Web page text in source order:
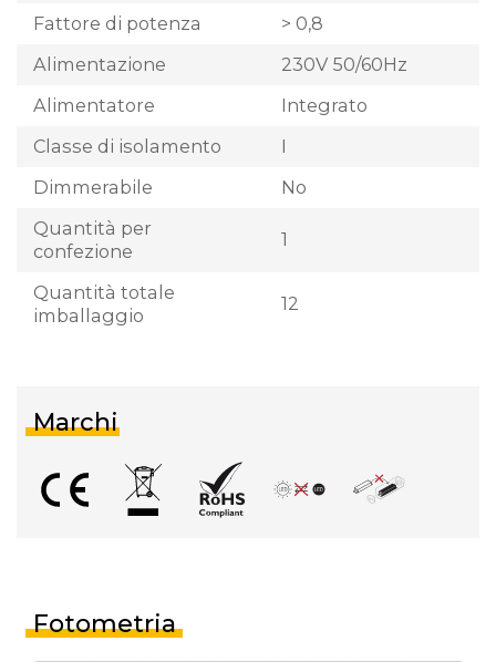
Fattore di potenza
> 0,8
Alimentazione
230V 50/60Hz
Alimentatore
Integrato
Classe di isolamento
I
Dimmerabile
No
Quantità per
confezione
1
Quantità totale
imballaggio
12
Marchi
Fotometria